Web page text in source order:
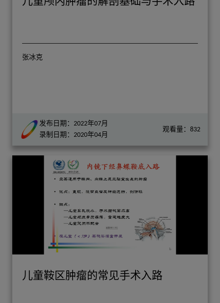
张冰克
发布日期：2022年07月
录制日期：2020年04月
观看量：832
儿童鞍区肿瘤的常见手术入路